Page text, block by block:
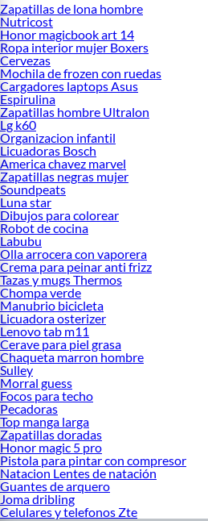
Zapatillas de lona hombre
Nutricost
Honor magicbook art 14
Ropa interior mujer Boxers
Cervezas
Mochila de frozen con ruedas
Cargadores laptops Asus
Espirulina
Zapatillas hombre Ultralon
Lg k60
Organizacion infantil
Licuadoras Bosch
America chavez marvel
Zapatillas negras mujer
Soundpeats
Luna star
Dibujos para colorear
Robot de cocina
Labubu
Olla arrocera con vaporera
Crema para peinar anti frizz
Tazas y mugs Thermos
Chompa verde
Manubrio bicicleta
Licuadora osterizer
Lenovo tab m11
Cerave para piel grasa
Chaqueta marron hombre
Sulley
Morral guess
Focos para techo
Pecadoras
Top manga larga
Zapatillas doradas
Honor magic 5 pro
Pistola para pintar con compresor
Natacion Lentes de natación
Guantes de arquero
Joma dribling
Celulares y telefonos Zte